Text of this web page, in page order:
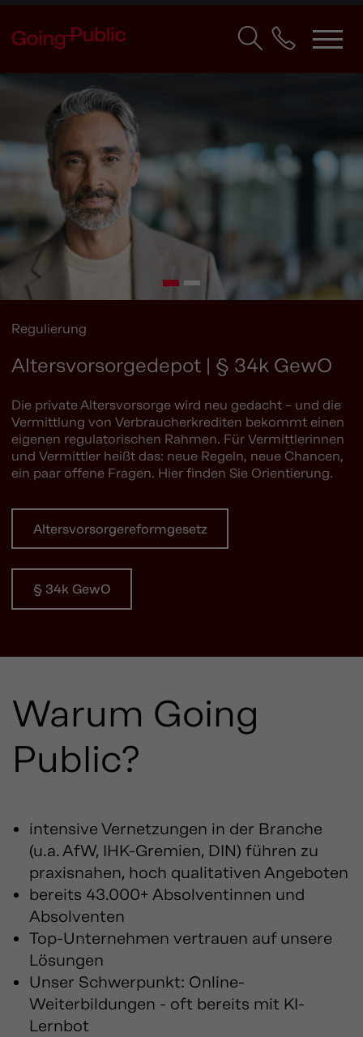
Regulierung
Altersvorsorgedepot | § 34k GewO
Die private Altersvorsorge wird neu gedacht – und die
Vermittlung von Verbraucherkrediten bekommt einen
eigenen regulatorischen Rahmen. Für Vermittlerinnen
und Vermittler heißt das: neue Regeln, neue Chancen,
ein paar offene Fragen. Hier finden Sie Orientierung.
Altersvorsorgereformgesetz
§ 34k GewO
Warum Going
Public?
intensive Vernetzungen in der Branche
(u.a. AfW, IHK-Gremien, DIN) führen zu
praxisnahen, hoch qualitativen Angeboten
bereits 43.000+ Absolventinnen und
Absolventen
Top-Unternehmen vertrauen auf unsere
Lösungen
Unser Schwerpunkt: Online-
Weiterbildungen - oft bereits mit KI-
Lernbot